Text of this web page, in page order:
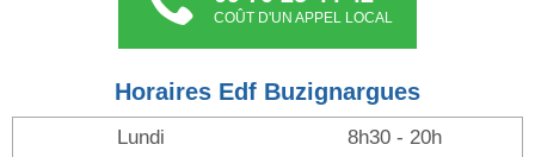
COÛT D'UN APPEL LOCAL
Horaires Edf Buzignargues
Lundi
8h30 - 20h